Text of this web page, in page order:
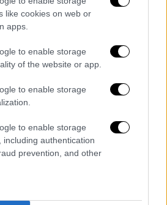
like cookies on web or
apps.
to enable storage
of the website or app.
to enable storage
to enable storage
including authentication
prevention, and other